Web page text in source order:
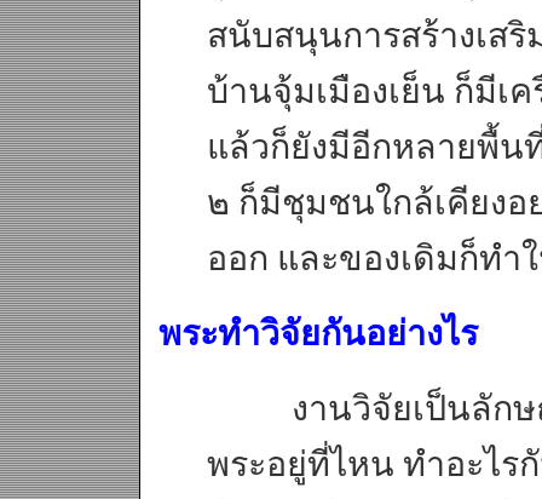
สนับสนุนการสร้างเสริ
บ้านจุ้มเมืองเย็น ก็มีเ
แล้วก็ยังมีอีกหลายพื้น
๒ ก็มีชุมชนใกล้เคียงอ
ออก และของเดิมก็ทำ
พระทำวิจัยกันอย่างไร
งานวิจัยเป็นลักษณ
พระอยู่ที่ไหน ทำอะไร